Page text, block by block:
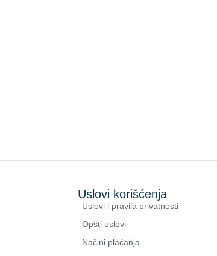
Uslovi korišćenja
Uslovi i pravila privatnosti
Opšti uslovi
Načini plaćanja